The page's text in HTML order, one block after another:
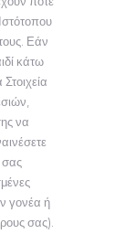
Εάν
κάτω
να
γονέα ή
σας).